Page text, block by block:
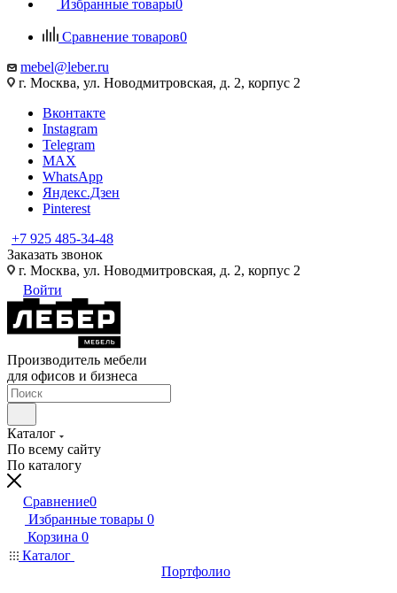
Избранные товары0
Сравнение товаров0
mebel@leber.ru
г. Москва, ул. Новодмитровская, д. 2, корпус 2
Вконтакте
Instagram
Telegram
MAX
WhatsApp
Яндекс.Дзен
Pinterest
+7 925 485-34-48
Заказать звонок
г. Москва, ул. Новодмитровская, д. 2, корпус 2
Войти
Производитель мебели
для офисов и бизнеса
Каталог
По всему сайту
По каталогу
Сравнение0
Избранные товары 0
Корзина 0
Каталог
Портфолио